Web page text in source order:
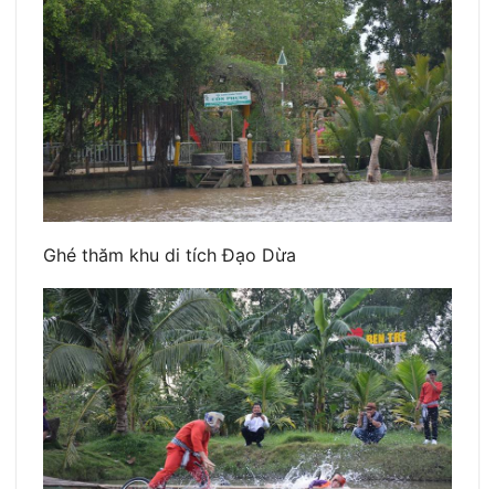
Ghé thăm khu di tích Đạo Dừa